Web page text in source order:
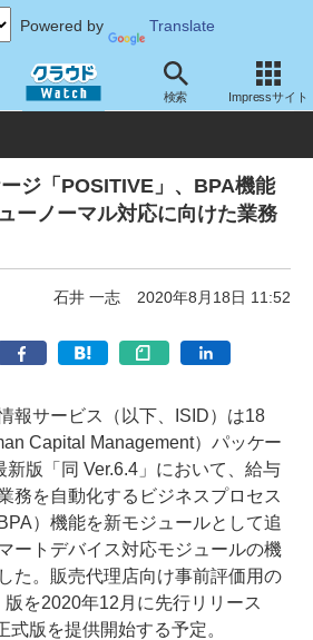
Powered by Translate
検索 Impressサイト
・ソフト ソフトウェア 基幹業務
ジ「POSITIVE」、BPA機能
ーノーマル対応に向けた業務
石井 一志 2020年8月18日 11:52
報サービス（以下、ISID）は18
Capital Management）パッケー
新版「同 Ver.6.4」において、給与
務を自動化するビジネスプロセス
）機能を新モジュールとして追
ートデバイス対応モジュールの機
た。販売代理店向け事前評価用の
を2020年12月に先行リリース
式版を提供開始する予定。